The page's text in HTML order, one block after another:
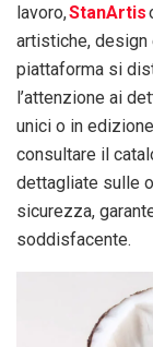
lavoro,StanArtis
artistiche,
piattaforma si
l’attenzione ai
unici o in
consultare il
dettagliate sulle
sicurezza,
soddisfacente.